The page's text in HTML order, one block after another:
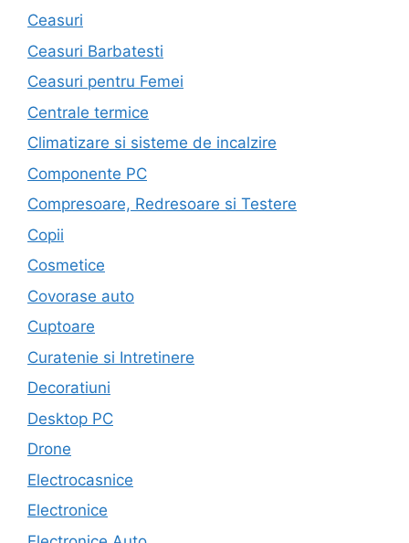
Ceasuri
Ceasuri Barbatesti
Ceasuri pentru Femei
Centrale termice
Climatizare si sisteme de incalzire
Componente PC
Compresoare, Redresoare si Testere
Copii
Cosmetice
Covorase auto
Cuptoare
Curatenie si Intretinere
Decoratiuni
Desktop PC
Drone
Electrocasnice
Electronice